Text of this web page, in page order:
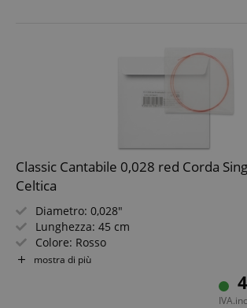
Classic Cantabile 0,028 red Corda
Celtica
Diametro: 0,028"
Lunghezza: 45 cm
Colore: Rosso
Materiale: Nylon
mostra di più